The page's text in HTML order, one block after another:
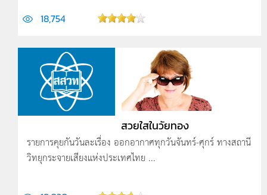
18,754
สวยใสในวัยทอง
รายการคุยกันวันละเรื่อง ออกอากาศทุกวันจันทร์-ศุกร์ ทางสถานี
วิทยุกระจายเสียงแห่งประเทศไทย ...